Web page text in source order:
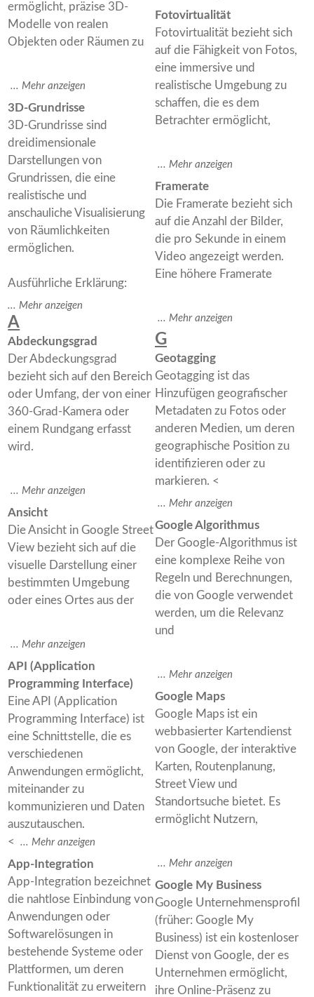
ermöglicht, präzise 3D-
Modelle von realen
Objekten oder Räumen zu
3D-Grundrisse
3D-Grundrisse sind
dreidimensionale
Darstellungen von
Grundrissen, die eine
realistische und
anschauliche Visualisierung
von Räumlichkeiten
ermöglichen.
Ausführliche Erklärung:
A
Abdeckungsgrad
Der Abdeckungsgrad
bezieht sich auf den Bereich
oder Umfang, der von einer
360-Grad-Kamera oder
einem Rundgang erfasst
wird.
Ansicht
Die Ansicht in Google Street
View bezieht sich auf die
visuelle Darstellung einer
bestimmten Umgebung
oder eines Ortes aus der
API (Application
Programming Interface)
Eine API (Application
Programming Interface) ist
eine Schnittstelle, die es
verschiedenen
Anwendungen ermöglicht,
miteinander zu
kommunizieren und Daten
auszutauschen.
<
App-Integration
App-Integration bezeichnet
die nahtlose Einbindung von
Anwendungen oder
Softwarelösungen in
bestehende Systeme oder
Plattformen, um deren
Funktionalität zu erweitern
Fotovirtualität
Fotovirtualität bezieht sich
auf die Fähigkeit von Fotos,
eine immersive und
realistische Umgebung zu
schaffen, die es dem
Betrachter ermöglicht,
Framerate
Die Framerate bezieht sich
auf die Anzahl der Bilder,
die pro Sekunde in einem
Video angezeigt werden.
Eine höhere Framerate
G
Geotagging
Geotagging ist das
Hinzufügen geografischer
Metadaten zu Fotos oder
anderen Medien, um deren
geographische Position zu
identifizieren oder zu
markieren. <
Google Algorithmus
Der Google-Algorithmus ist
eine komplexe Reihe von
Regeln und Berechnungen,
die von Google verwendet
werden, um die Relevanz
und
Google Maps
Google Maps ist ein
webbasierter Kartendienst
von Google, der interaktive
Karten, Routenplanung,
Street View und
Standortsuche bietet. Es
ermöglicht Nutzern,
Google My Business
Google Unternehmensprofil
(früher: Google My
Business) ist ein kostenloser
Dienst von Google, der es
Unternehmen ermöglicht,
ihre Online-Präsenz zu